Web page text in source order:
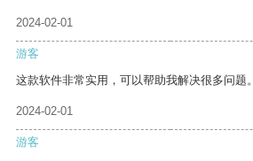
2024-02-01
游客
这款软件非常实用，可以帮助我解决很多问题。
2024-02-01
游客